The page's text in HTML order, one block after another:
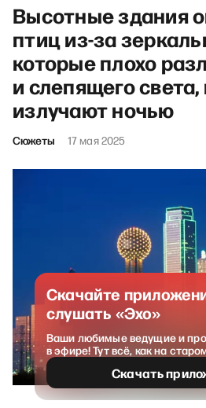
Высотные здания
птиц из-за
которые плохо
и слепящего
излучают ночью
Сюжеты 17 мая 2025
Скачайте
слушать «Эхо»
Ваши любимые ведущие и
в эфире! Тут всё, как на
Скачать